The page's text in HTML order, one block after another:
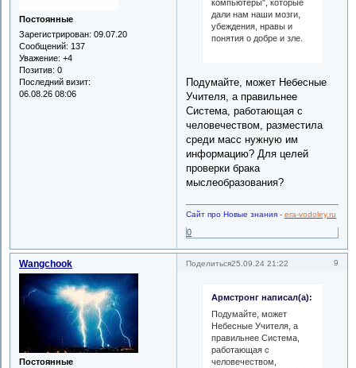
Постоянные
Зарегистрирован: 09.07.20
Сообщений: 137
Уважение: +4
Позитив: 0
Последний визит:
06.08.26 08:06
компьютеры", которые
дали нам наши мозги,
убеждения, нравы и
понятия о добре и зле.
Подумайте, может Небесные
Учителя, а правильнее
Система, работающая с
человечеством, разместила
среди масс нужную им
информацию? Для целей
проверки брака
мыслеобразования?
Сайт про Новые знания -era-vodoley.ru
0
Поделиться 9
25.09.24 21:22
Wangchook
Постоянные
Армстронг написал(а):
Подумайте, может
Небесные Учителя, а
правильнее Система,
работающая с
человечеством,